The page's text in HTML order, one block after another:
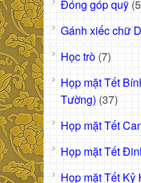
Đóng góp quỹ
Gánh xiếc chữ
Học trò (7)
Họp mặt Tết
Tường) (37)
Họp mặt Tết
Họp mặt Tết
Họp mặt Tết Kỷ